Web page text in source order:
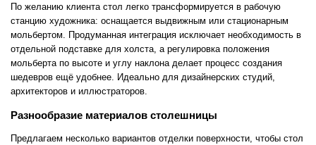
По желанию клиента стол легко трансформируется в рабочую
станцию художника: оснащается выдвижным или стационарным
мольбертом. Продуманная интеграция исключает необходимость в
отдельной подставке для холста, а регулировка положения
мольберта по высоте и углу наклона делает процесс создания
шедевров ещё удобнее. Идеально для дизайнерских студий,
архитекторов и иллюстраторов.
Разнообразие материалов столешницы
Предлагаем несколько вариантов отделки поверхности, чтобы стол